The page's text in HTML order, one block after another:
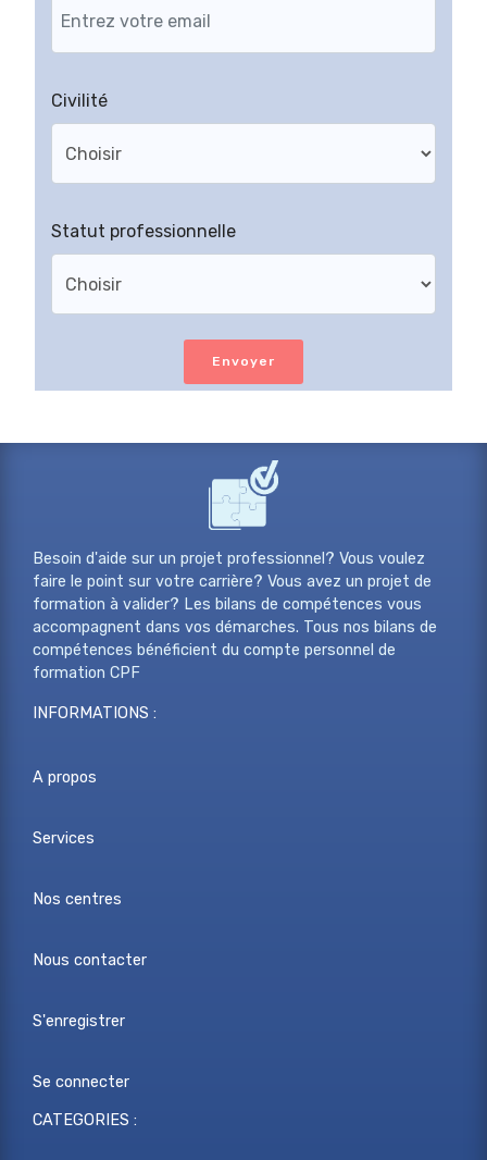
Civilité
Statut professionnelle
Envoyer
Besoin d'aide sur un projet professionnel? Vous voulez
faire le point sur votre carrière? Vous avez un projet de
formation à valider? Les bilans de compétences vous
accompagnent dans vos démarches. Tous nos bilans de
compétences bénéficient du compte personnel de
formation CPF
INFORMATIONS :
A propos
Services
Nos centres
Nous contacter
S'enregistrer
Se connecter
CATEGORIES :